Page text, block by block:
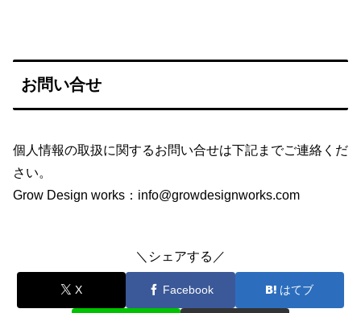
お問い合せ
個人情報の取扱に関するお問い合せは下記までご連絡くだ
さい。
Grow Design works：info@growdesignworks.com
＼シェアする／
X Facebook はてブ